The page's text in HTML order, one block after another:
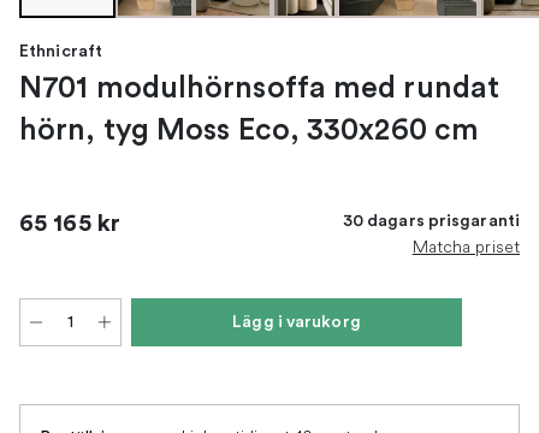
Ethnicraft
N701 modulhörnsoffa med rundat
hörn, tyg Moss Eco, 330x260 cm
65 165 kr 30 dagars prisgaranti
Matcha priset
Lägg i varukorg